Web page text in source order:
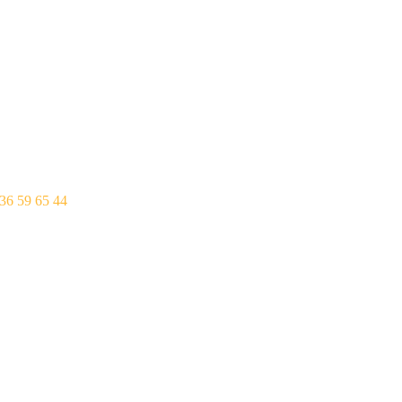
59 65 44